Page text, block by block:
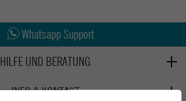
Whatsapp Support
HILFE UND BERATUNG
INFO & KONTAKT